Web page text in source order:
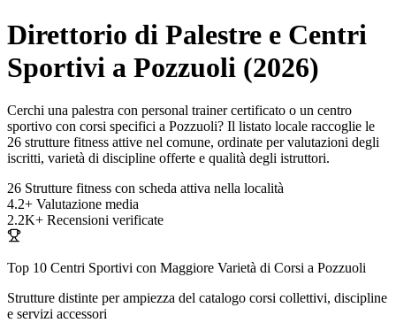
Direttorio di Palestre e Centri
Sportivi a Pozzuoli (2026)
Cerchi una palestra con personal trainer certificato o un centro
sportivo con corsi specifici a Pozzuoli? Il listato locale raccoglie le
26 strutture fitness attive nel comune, ordinate per valutazioni degli
iscritti, varietà di discipline offerte e qualità degli istruttori.
26 Strutture fitness con scheda attiva nella località
4.2+ Valutazione media
2.2K+ Recensioni verificate
Top 10 Centri Sportivi con Maggiore Varietà di Corsi a Pozzuoli
Strutture distinte per ampiezza del catalogo corsi collettivi, discipline
e servizi accessori